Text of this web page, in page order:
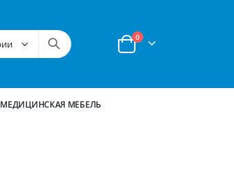
Корзина
0позиции
МЕДИЦИНСКАЯ МЕБЕЛЬ